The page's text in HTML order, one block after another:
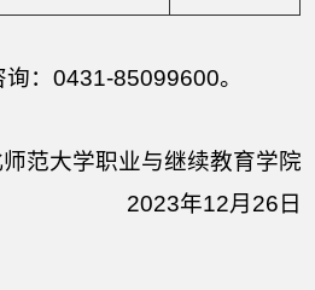
询：0431-85099600。
范大学职业与继续教育学院
2023年12月26日